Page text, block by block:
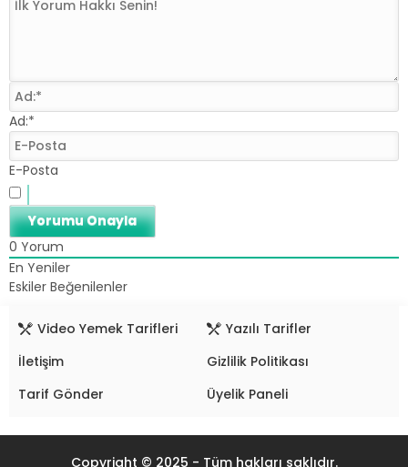
Ad:*
E-Posta
0 Yorum
En Yeniler
Eskiler Beğenilenler
Video Yemek Tarifleri
Yazılı Tarifler
İletişim
Gizlilik Politikası
Tarif Gönder
Üyelik Paneli
Copyright © 2025 - Tüm hakları saklıdır.